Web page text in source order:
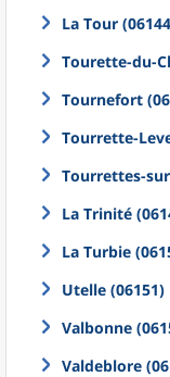
La Tour
Tourette-du-
Tournefort
Tourrette-
Tourrettes-
La Trinité
La Turbie
Utelle (06151)
Valbonne
Valdeblore